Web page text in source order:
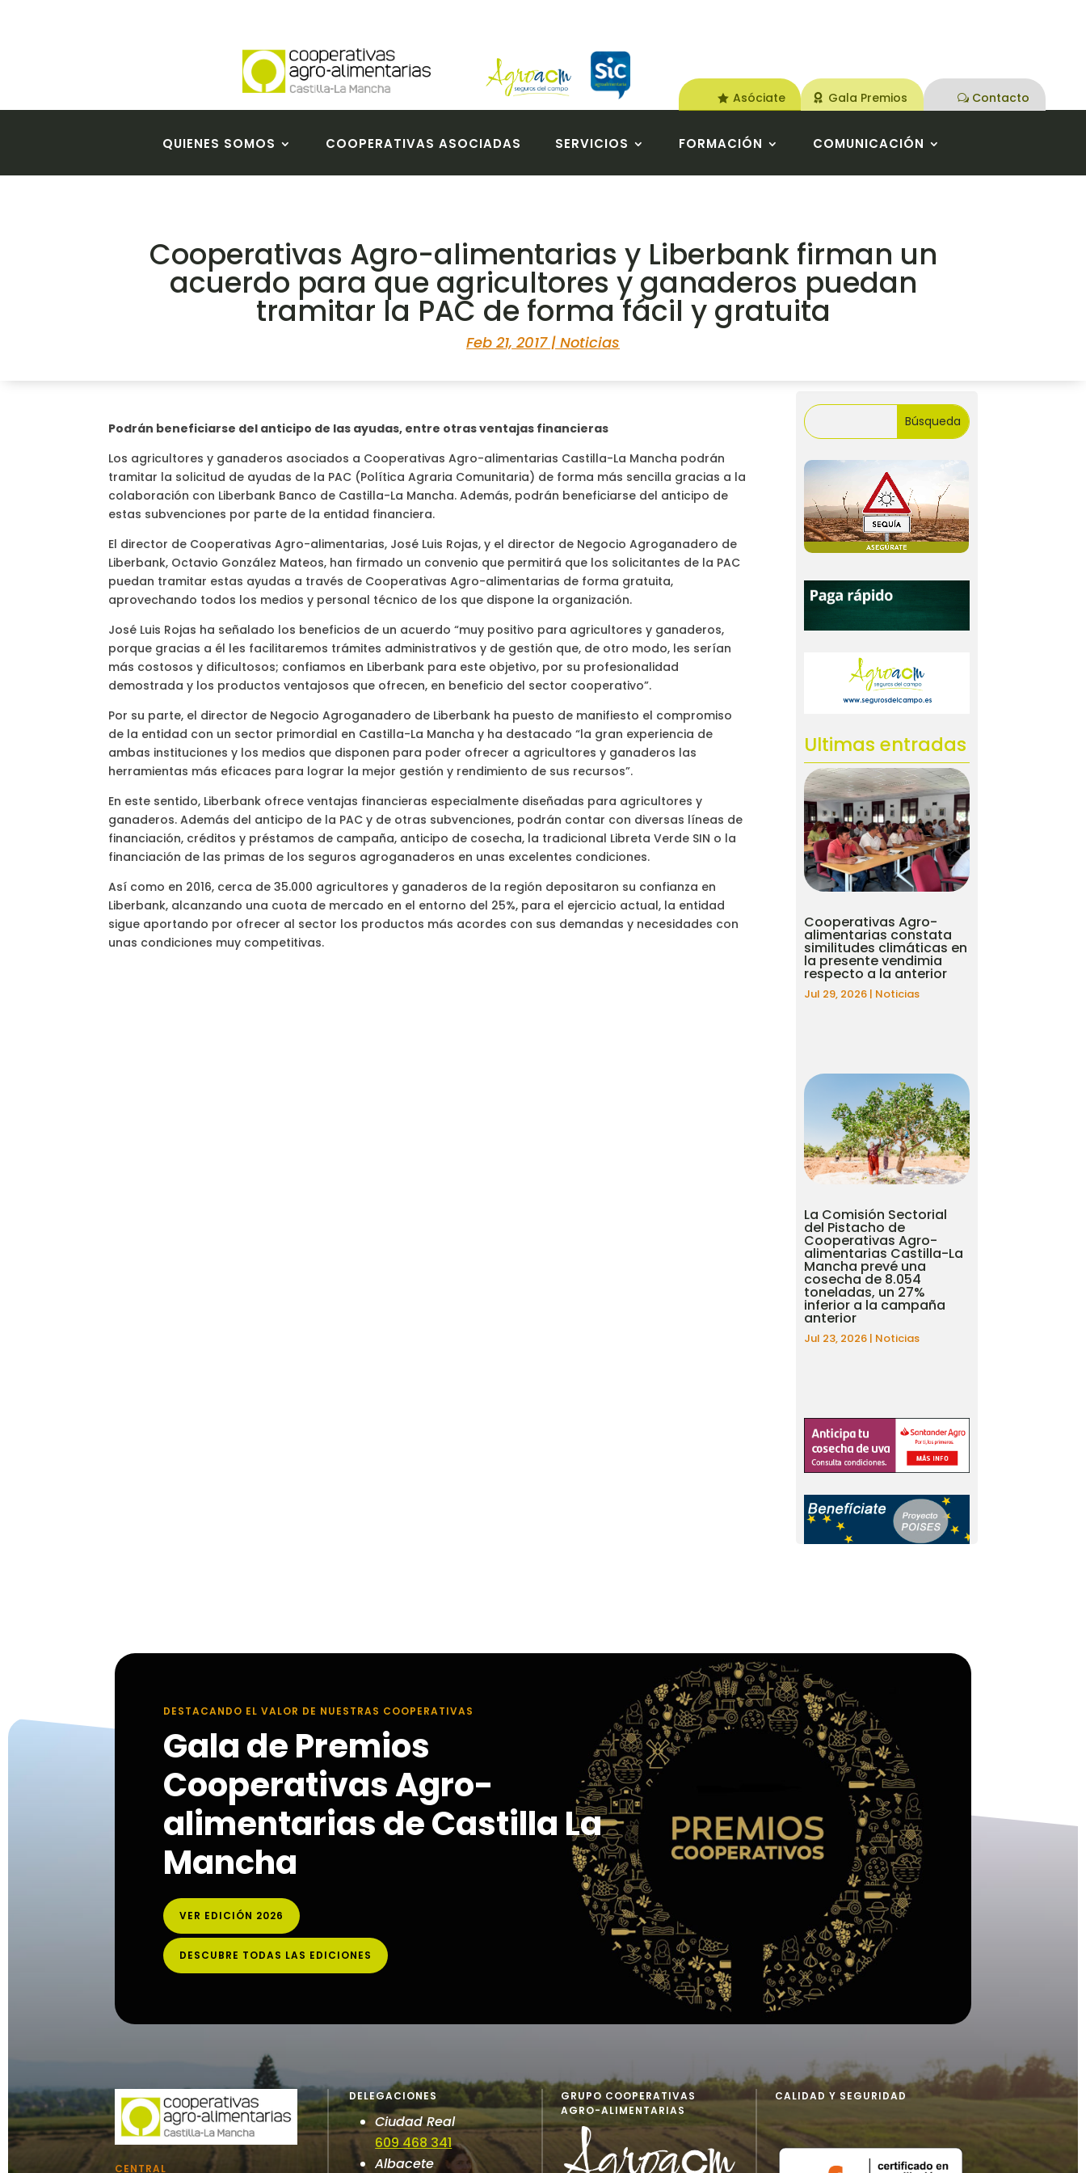
Asóciate Gala Premios Contacto
QUIENES SOMOS COOPERATIVAS ASOCIADAS SERVICIOS FORMACIÓN COMUNICACIÓN
Cooperativas Agro-alimentarias y Liberbank firman un
acuerdo para que agricultores y ganaderos puedan
tramitar la PAC de forma fácil y gratuita
Feb 21, 2017| Noticias
Podrán beneficiarse del anticipo de las ayudas, entre otras ventajas financieras
Los agricultores y ganaderos asociados a Cooperativas Agro-alimentarias Castilla-La Mancha podrán
tramitar la solicitud de ayudas de la PAC (Política Agraria Comunitaria) de forma más sencilla gracias a la
colaboración con Liberbank Banco de Castilla-La Mancha. Además, podrán beneficiarse del anticipo de
estas subvenciones por parte de la entidad financiera.
El director de Cooperativas Agro-alimentarias, José Luis Rojas, y el director de Negocio Agroganadero de
Liberbank, Octavio González Mateos, han firmado un convenio que permitirá que los solicitantes de la PAC
puedan tramitar estas ayudas a través de Cooperativas Agro-alimentarias de forma gratuita,
aprovechando todos los medios y personal técnico de los que dispone la organización.
José Luis Rojas ha señalado los beneficios de un acuerdo “muy positivo para agricultores y ganaderos,
porque gracias a él les facilitaremos trámites administrativos y de gestión que, de otro modo, les serían
más costosos y dificultosos; confiamos en Liberbank para este objetivo, por su profesionalidad
demostrada y los productos ventajosos que ofrecen, en beneficio del sector cooperativo”.
Por su parte, el director de Negocio Agroganadero de Liberbank ha puesto de manifiesto el compromiso
de la entidad con un sector primordial en Castilla-La Mancha y ha destacado “la gran experiencia de
ambas instituciones y los medios que disponen para poder ofrecer a agricultores y ganaderos las
herramientas más eficaces para lograr la mejor gestión y rendimiento de sus recursos”.
En este sentido, Liberbank ofrece ventajas financieras especialmente diseñadas para agricultores y
ganaderos. Además del anticipo de la PAC y de otras subvenciones, podrán contar con diversas líneas de
financiación, créditos y préstamos de campaña, anticipo de cosecha, la tradicional Libreta Verde SIN o la
financiación de las primas de los seguros agroganaderos en unas excelentes condiciones.
Así como en 2016, cerca de 35.000 agricultores y ganaderos de la región depositaron su confianza en
Liberbank, alcanzando una cuota de mercado en el entorno del 25%, para el ejercicio actual, la entidad
sigue aportando por ofrecer al sector los productos más acordes con sus demandas y necesidades con
unas condiciones muy competitivas.
Ultimas entradas
Cooperativas Agro-
alimentarias constata
similitudes climáticas en
la presente vendimia
respecto a la anterior
Jul 29, 2026 | Noticias
La Comisión Sectorial
del Pistacho de
Cooperativas Agro-
alimentarias Castilla-La
Mancha prevé una
cosecha de 8.054
toneladas, un 27%
inferior a la campaña
anterior
Jul 23, 2026 | Noticias
DESTACANDO EL VALOR DE NUESTRAS COOPERATIVAS
Gala de Premios
Cooperativas Agro-
alimentarias de Castilla La
Mancha
VER EDICIÓN 2026
DESCUBRE TODAS LAS EDICIONES
CENTRAL
DELEGACIONES
Ciudad Real
609 468 341
Albacete
GRUPO COOPERATIVAS
AGRO-ALIMENTARIAS
CALIDAD Y SEGURIDAD